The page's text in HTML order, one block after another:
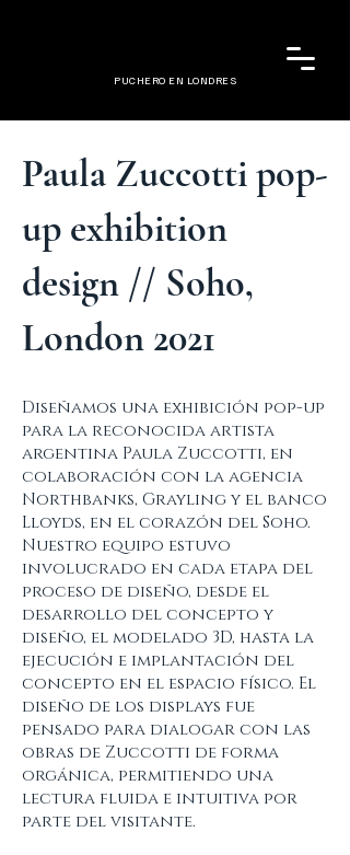
PUCHERO EN LONDRES
Paula Zuccotti pop-
up exhibition
design // Soho,
London 2021
Diseñamos una exhibición pop-up
para la reconocida artista
argentina Paula Zuccotti, en
colaboración con la agencia
Northbanks, Grayling y el banco
Lloyds, en el corazón del Soho.
Nuestro equipo estuvo
involucrado en cada etapa del
proceso de diseño, desde el
desarrollo del concepto y
diseño, el modelado 3D, hasta la
ejecución e implantación del
concepto en el espacio físico. El
diseño de los displays fue
pensado para dialogar con las
obras de Zuccotti de forma
orgánica, permitiendo una
lectura fluida e intuitiva por
parte del visitante.